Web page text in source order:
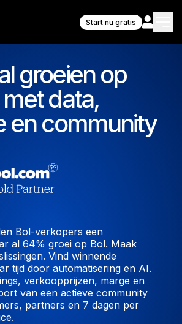
Start nu gratis
groeien op
data,
en community
Bol-verkopers een
al 64% groei op Bol. Maak
Vind winnende
tijd door automatisering en AI.
verkoopprijzen, marge en
van een actieve community
partners en 7 dagen per